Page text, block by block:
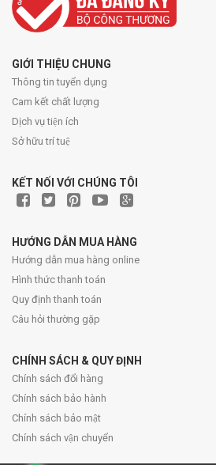
GIỚI THIỆU CHUNG
Thông tin tuyển dụng
Cam kết chất lượng
Dịch vụ tiện ích
Sở hữu trí tuệ
KẾT NỐI VỚI CHÚNG TÔI
HƯỚNG DẪN MUA HÀNG
Hướng dẫn mua hàng online
Hình thức thanh toán
Quy định thanh toán
Câu hỏi thường gặp
CHÍNH SÁCH & QUY ĐỊNH
Chính sách đổi hàng
Chính sách bảo hành
Chính sách bảo mật
Chính sách vận chuyển